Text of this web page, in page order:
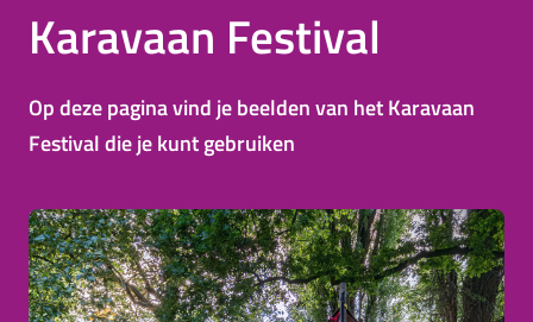
Karavaan Festival
Op deze pagina vind je beelden van het Karavaan
Festival die je kunt gebruiken